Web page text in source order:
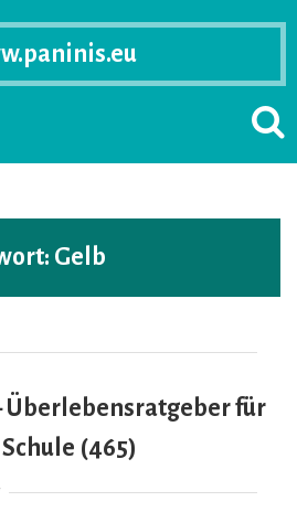
Gelb
Überlebensratgeber für
(465)